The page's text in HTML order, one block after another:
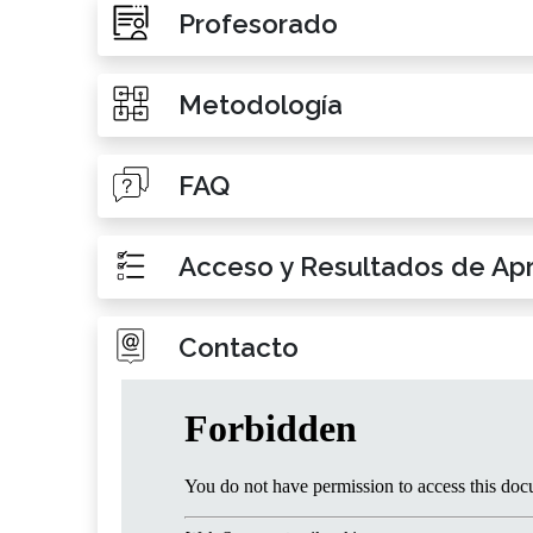
Profesorado
Metodología
FAQ
Acceso y Resultados de
Contacto